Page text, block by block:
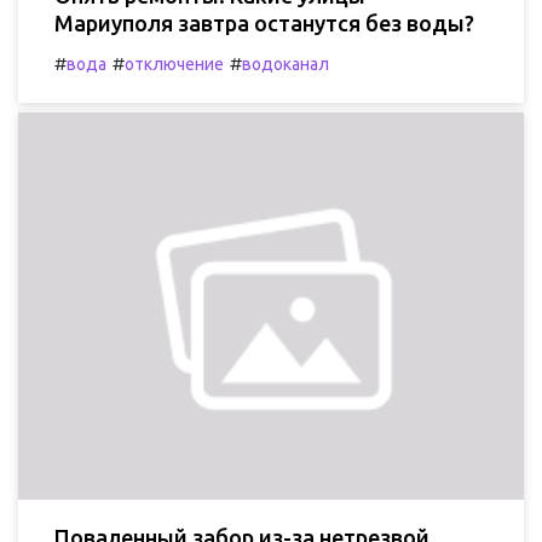
Мариуполя завтра останутся без воды?
#вода #отключение #водоканал